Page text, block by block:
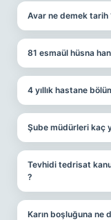
Avar ne demek tarih
81 esmaül hüsna
4 yıllık hastane
Şube müdürleri kaç
Tevhidi tedrisat
?
Karın boşluğuna ne